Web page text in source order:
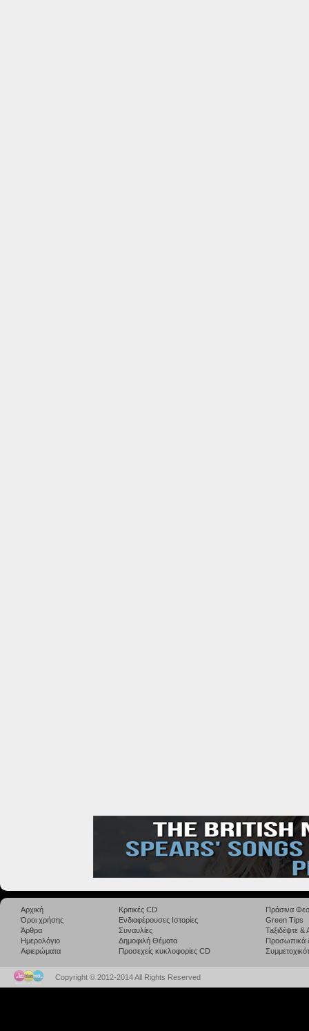
Αρχική
Όροι χρήσης
Άρθρα
Ημερολόγιο
Αφιερώματα
Κριτικές CD
Ενδιαφέρουσες Ιστορίες
Συναυλίες
Δημοφιλή Θέματα
Προσεχείς κυκλοφορίες CD
Πράσινα
Green Tips
Taξιδέψτε
Προσωπικά
Copyright © 2012-2014 All Rights Reserved